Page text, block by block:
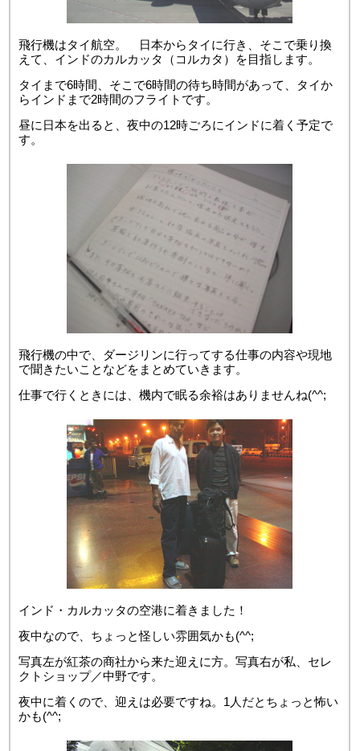
飛行機はタイ航空。 日本からタイに行き、そこで乗り換
えて、インドのカルカッタ（コルカタ）を目指します。
タイまで6時間、そこで6時間の待ち時間があって、タイか
らインドまで2時間のフライトです。
昼に日本を出ると、夜中の12時ごろにインドに着く予定で
す。
飛行機の中で、ダージリンに行ってする仕事の内容や現地
で聞きたいことなどをまとめていきます。
仕事で行くときには、機内で眠る余裕はありませんね(^^;
インド・カルカッタの空港に着きました！
夜中なので、ちょっと怪しい雰囲気かも(^^;
写真左が紅茶の商社から来た迎えに方。写真右が私、セレ
クトショップ／中野です。
夜中に着くので、迎えは必要ですね。1人だとちょっと怖い
かも(^^;